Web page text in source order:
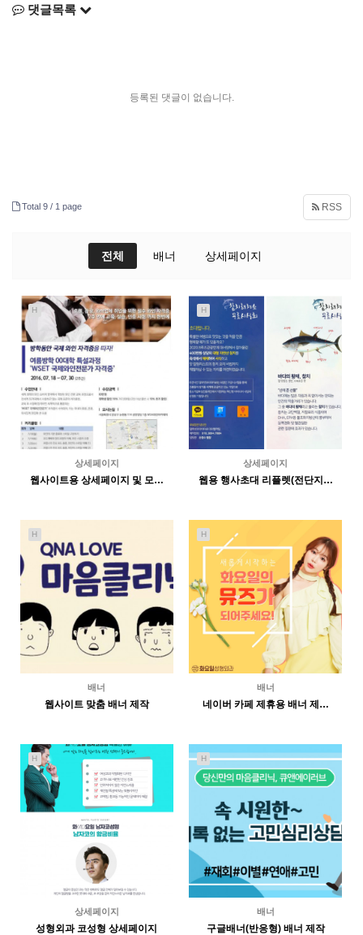
댓글목록
등록된 댓글이 없습니다.
Total 9 / 1 page RSS
전체 배너 상세페이지
H
5228
05-11
상세페이지
웹사이트용 상세페이지 및 모…
H
5348
05-11
상세페이지
웹용 행사초대 리플렛(전단지…
H
5320
05-11
인바이트미
배너
웹사이트 맞춤 배너 제작
H
5281
04-23
인바이트미
배너
네이버 카페 제휴용 배너 제…
H
상세페이지
성형외과 코성형 상세페이지
H
배너
구글배너(반응형) 배너 제작